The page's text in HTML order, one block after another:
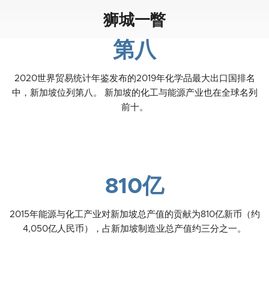
狮城一瞥
第八
2020世界贸易统计年鉴发布的2019年化学品最大出口国排名
中，新加坡位列第八。 新加坡的化工与能源产业也在全球名列
前十。
810亿
2015年能源与化工产业对新加坡总产值的贡献为810亿新币（约
4,050亿人民币），占新加坡制造业总产值约三分之一。